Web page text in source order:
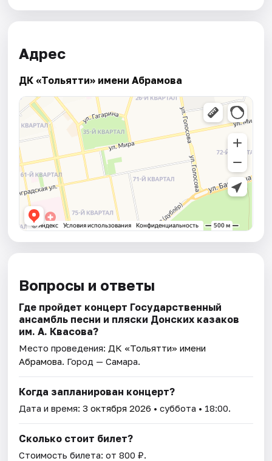
Адрес
ДК «Тольятти» имени Абрамова
Вопросы и ответы
Где пройдет концерт Государственный
ансамбль песни и пляски Донских казаков
им. А. Квасова?
Место проведения: ДК «Тольятти» имени
Абрамова. Город — Самара.
Когда запланирован концерт?
Дата и время:3 октября 2026 • суббота • 18:00.
Сколько стоит билет?
Стоимость билета: от 800 ₽.